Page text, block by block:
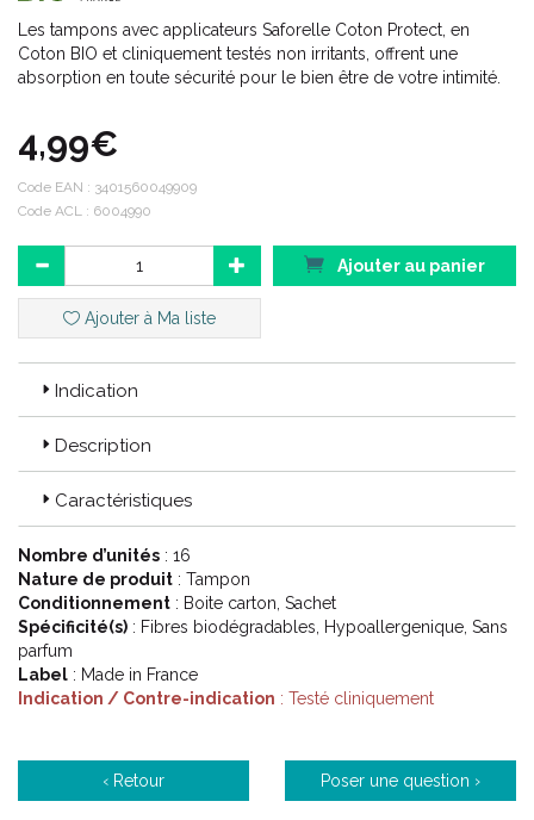
Les tampons avec applicateurs Saforelle Coton Protect, en
Coton BIO et cliniquement testés non irritants, offrent une
absorption en toute sécurité pour le bien être de votre intimité.
4,99€
Code EAN : 3401560049909
Code ACL : 6004990
Ajouter au panier
Ajouter à Ma liste
Indication
Description
Caractéristiques
Nombre d’unités : 16
Nature de produit : Tampon
Conditionnement : Boite carton, Sachet
Spécificité(s) : Fibres biodégradables, Hypoallergenique, Sans
parfum
Label : Made in France
Indication / Contre-indication : Testé cliniquement
‹ Retour Poser une question ›